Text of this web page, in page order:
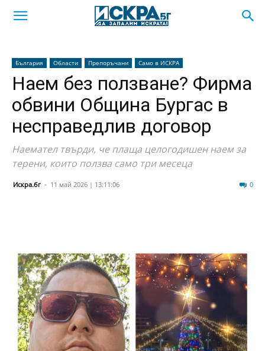
България Области Препоръчани Само в ИСКРА
Наем без ползване? Фирма
обвини Община Бургас в
несправедлив договор
Наемател твърди, че плаща целогодишен наем за
терени, които ползва само три месеца
Искра.бг - 11 май 2026 | 13:11:06 0